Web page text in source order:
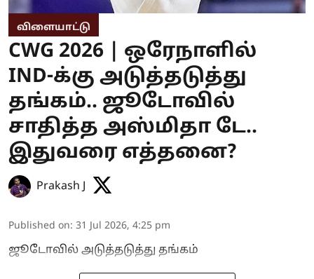
விளையாட்டு
CWG 2026 | ஒரேநாளில்
IND-க்கு அடுத்தடுத்து
தங்கம்.. ஜூடோவில்
சாதித்த அஸ்மிதா டே..
இதுவரை எத்தனை?
Prakash J
Published on: 31 Jul 2026, 4:25 pm
ஜூடோவில் அடுத்தடுத்து தங்கம்